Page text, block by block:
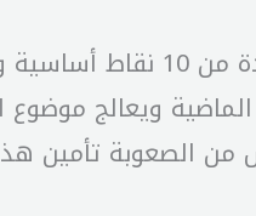
ولفت النائب فادي
ويعالج
من الصعوبة تأمين